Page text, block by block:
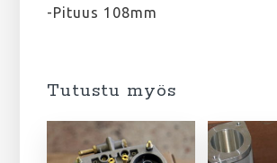
-Pituus 108mm
Tutustu myös